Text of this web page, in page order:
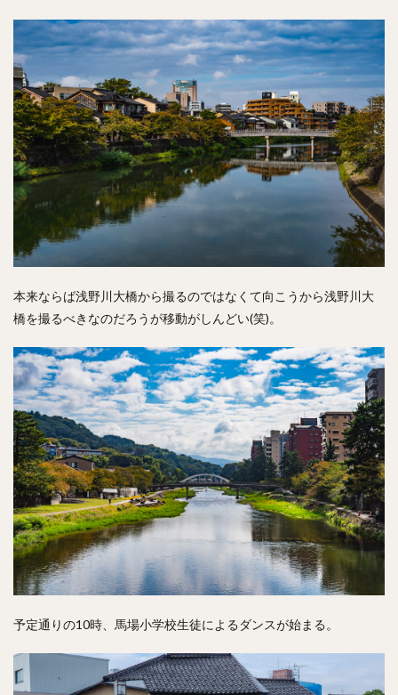
本来ならば浅野川大橋から撮るのではなくて向こうから浅野川大
橋を撮るべきなのだろうが移動がしんどい(笑)。
予定通りの10時、馬場小学校生徒によるダンスが始まる。